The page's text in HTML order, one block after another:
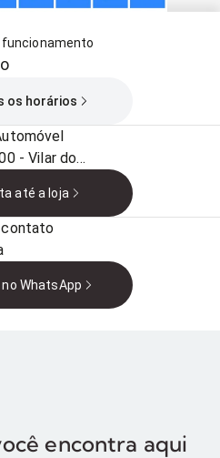
funcionamento
os horários
- Vilar dos
Brasil
até a loja
contato
WhatsApp
encontra aqui